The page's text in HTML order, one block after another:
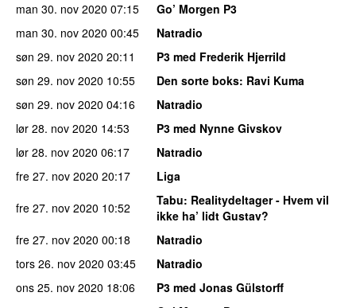
man 30. nov 2020 07:15
Go’ Morgen P3
man 30. nov 2020 00:45
Natradio
søn 29. nov 2020 20:11
P3 med Frederik Hjerrild
søn 29. nov 2020 10:55 Den sorte boks: Ravi Kuma
søn 29. nov 2020 04:16
Natradio
lør 28. nov 2020 14:53
P3 med Nynne Givskov
lør 28. nov 2020 06:17
Natradio
fre 27. nov 2020 20:17
Liga
fre 27. nov 2020 10:52 Tabu: Realitydeltager - Hvem vil
ikke ha’ lidt Gustav?
fre 27. nov 2020 00:18
Natradio
tors 26. nov 2020 03:45
Natradio
ons 25. nov 2020 18:06
P3 med Jonas Gülstorff